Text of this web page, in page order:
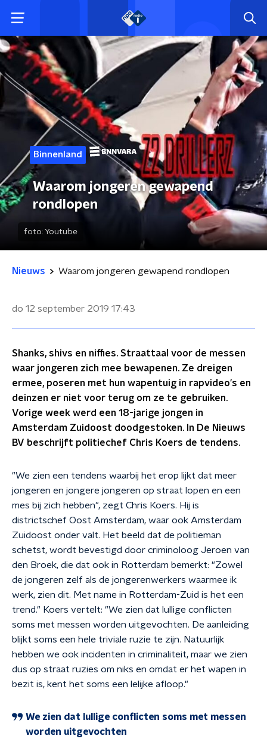
Binnenland
Waarom jongeren gewapend
rondlopen
foto: Youtube
Nieuws Waarom jongeren gewapend rondlopen
do 12 september 2019 17:43
Shanks, shivs en niffies. Straattaal voor de messen
waar jongeren zich mee bewapenen. Ze dreigen
ermee, poseren met hun wapentuig in rapvideo's en
deinzen er niet voor terug om ze te gebruiken.
Vorige week werd een 18-jarige jongen in
Amsterdam Zuidoost doodgestoken. In De Nieuws
BV beschrijft politiechef Chris Koers de tendens.
"We zien een tendens waarbij het erop lijkt dat meer
jongeren en jongere jongeren op straat lopen en een
mes bij zich hebben", zegt Chris Koers. Hij is
districtschef Oost Amsterdam, waar ook Amsterdam
Zuidoost onder valt. Het beeld dat de politieman
schetst, wordt bevestigd door criminoloog Jeroen van
den Broek, die dat ook in Rotterdam bemerkt: "Zowel
de jongeren zelf als de jongerenwerkers waarmee ik
werk, zien dit. Met name in Rotterdam-Zuid is het een
trend." Koers vertelt: "We zien dat lullige conflicten
soms met messen worden uitgevochten. De aanleiding
blijkt soms een hele triviale ruzie te zijn. Natuurlijk
hebben we ook incidenten in criminaliteit, maar we zien
dus op straat ruzies om niks en omdat er het wapen in
bezit is, kent het soms een lelijke afloop."
We zien dat lullige conflicten soms met messen
worden uitgevochten